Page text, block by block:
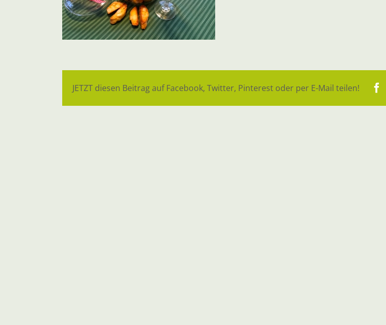
JETZT diesen Beitrag auf Facebook, Twitter, Pinterest oder per E-Mail teilen!